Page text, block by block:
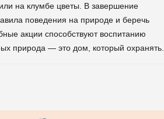
на клумбе цветы. В завершение
поведения на природе и беречь
акции способствуют воспитанию
природа — это дом, который охранять.